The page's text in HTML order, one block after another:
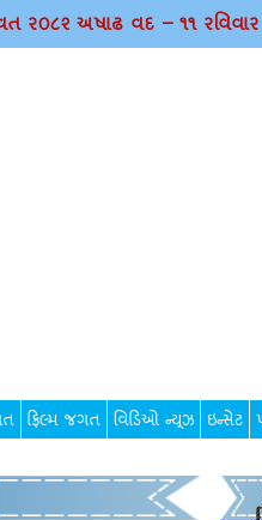
ર૦૮૨ અષાઢ વદ – ૧૧ રવિવાર
ફિલ્મ જગત વિડિઓ ન્યૂઝ ઇન્સેટ